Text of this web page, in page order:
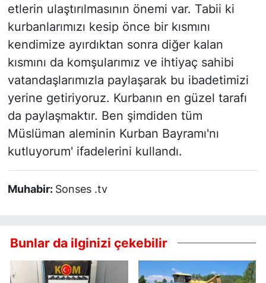
etlerin ulaştırılmasının önemi var. Tabii ki
kurbanlarımızı kesip önce bir kısmını
kendimize ayırdıktan sonra diğer kalan
kısmını da komşularımız ve ihtiyaç sahibi
vatandaşlarımızla paylaşarak bu ibadetimizi
yerine getiriyoruz. Kurbanın en güzel tarafı
da paylaşmaktır. Ben şimdiden tüm
Müslüman aleminin Kurban Bayramı'nı
kutluyorum' ifadelerini kullandı.
Muhabir: Sonses .tv
Bunlar da ilginizi çekebilir